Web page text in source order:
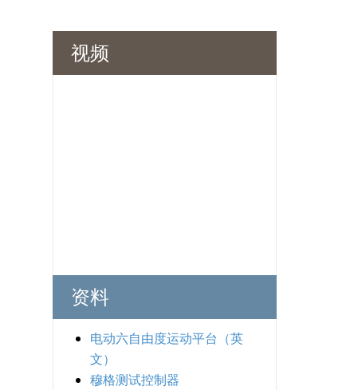
视频
资料
电动六自由度运动平台（英
文）
穆格测试控制器